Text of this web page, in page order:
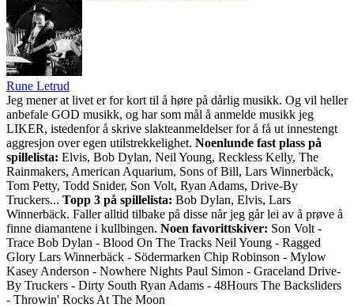
Rune Letrud
Jeg mener at livet er for kort til å høre på dårlig musikk. Og vil heller
anbefale GOD musikk, og har som mål å anmelde musikk jeg
LIKER, istedenfor å skrive slakteanmeldelser for å få ut innestengt
aggresjon over egen utilstrekkelighet. Noenlunde fast plass på
spillelista: Elvis, Bob Dylan, Neil Young, Reckless Kelly, The
Rainmakers, American Aquarium, Sons of Bill, Lars Winnerbäck,
Tom Petty, Todd Snider, Son Volt, Ryan Adams, Drive-By
Truckers... Topp 3 på spillelista: Bob Dylan, Elvis, Lars
Winnerbäck. Faller alltid tilbake på disse når jeg går lei av å prøve å
finne diamantene i kullbingen. Noen favorittskiver: Son Volt -
Trace Bob Dylan - Blood On The Tracks Neil Young - Ragged
Glory Lars Winnerbäck - Södermarken Chip Robinson - Mylow
Kasey Anderson - Nowhere Nights Paul Simon - Graceland Drive-
By Truckers - Dirty South Ryan Adams - 48Hours The Backsliders
- Throwin' Rocks At The Moon